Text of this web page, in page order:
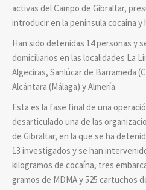
activas del Campo de Gibraltar,
introducir en la península cocaína y
Han sido detenidas 14 personas y
domiciliarios en las localidades La
Algeciras, Sanlúcar de Barrameda
Alcántara (Málaga) y Almería.
Esta es la fase final de una
desarticulado una de las
de Gibraltar, en la que se ha
13 investigados y se han
kilogramos de cocaína, tres
gramos de MDMA y 525 cartuchos